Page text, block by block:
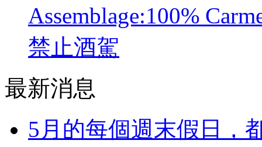
Assemblage:100%
禁止酒駕
最新消息
5月的每個週末假日，